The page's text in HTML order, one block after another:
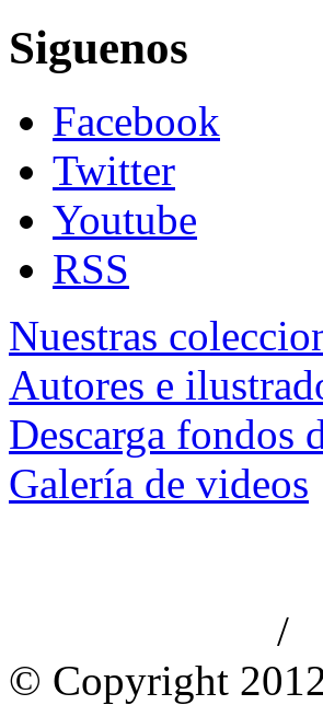
Siguenos
Facebook
Twitter
Youtube
RSS
Nuestras
Autores e
Descarga fondos
Galería de videos
/
© Copyright